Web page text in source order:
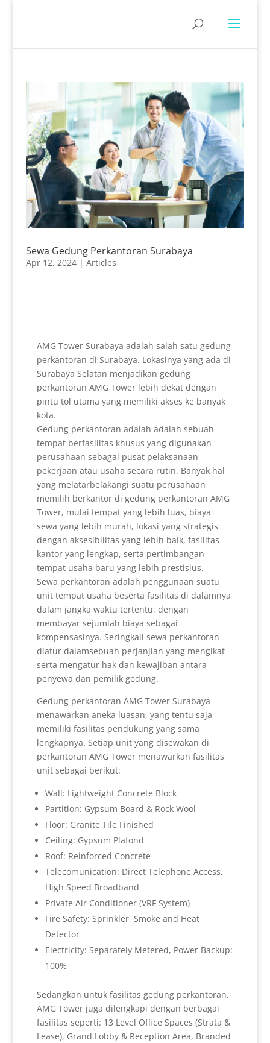
Sewa Gedung Perkantoran Surabaya
Apr 12, 2024| Articles
AMG Tower Surabaya adalah salah satu gedung
perkantoran di Surabaya. Lokasinya yang ada di
Surabaya Selatan menjadikan gedung
perkantoran AMG Tower lebih dekat dengan
pintu tol utama yang memiliki akses ke banyak
kota.
Gedung perkantoran adalah adalah sebuah
tempat berfasilitas khusus yang digunakan
perusahaan sebagai pusat pelaksanaan
pekerjaan atau usaha secara rutin. Banyak hal
yang melatarbelakangi suatu perusahaan
memilih berkantor di gedung perkantoran AMG
Tower, mulai tempat yang lebih luas, biaya
sewa yang lebih murah, lokasi yang strategis
dengan aksesibilitas yang lebih baik, fasilitas
kantor yang lengkap, serta pertimbangan
tempat usaha baru yang lebih prestisius.
Sewa perkantoran adalah penggunaan suatu
unit tempat usaha beserta fasilitas di dalamnya
dalam jangka waktu tertentu, dengan
membayar sejumlah biaya sebagai
kompensasinya. Seringkali sewa perkantoran
diatur dalamsebuah perjanjian yang mengikat
serta mengatur hak dan kewajiban antara
penyewa dan pemilik gedung.
Gedung perkantoran AMG Tower Surabaya
menawarkan aneka luasan, yang tentu saja
memiliki fasilitas pendukung yang sama
lengkapnya. Setiap unit yang disewakan di
perkantoran AMG Tower menawarkan fasilitas
unit sebagai berikut:
Wall: Lightweight Concrete Block
Partition: Gypsum Board & Rock Wool
Floor: Granite Tile Finished
Ceiling: Gypsum Plafond
Roof: Reinforced Concrete
Telecomunication: Direct Telephone Access,
High Speed Broadband
Private Air Conditioner (VRF System)
Fire Safety: Sprinkler, Smoke and Heat
Detector
Electricity: Separately Metered, Power Backup:
100%
Sedangkan untuk fasilitas gedung perkantoran,
AMG Tower juga dilengkapi dengan berbagai
fasilitas seperti: 13 Level Office Spaces (Strata &
Lease), Grand Lobby & Reception Area, Branded